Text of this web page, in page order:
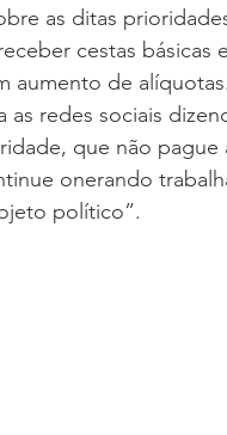
as ditas
cestas básicas
aumento de
as redes sociais
que não pague
onerando
político”.